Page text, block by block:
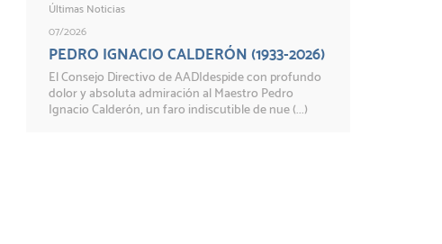
Últimas Noticias
07/2026
PEDRO IGNACIO CALDERÓN (1933-2026)
El Consejo Directivo de AADIdespide con profundo
dolor y absoluta admiración al Maestro Pedro
Ignacio Calderón, un faro indiscutible de nue (...)